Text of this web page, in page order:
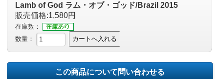
Lamb of God ラム・オブ・ゴッド/Brazil 2015
販売価格:1,580円
在庫数：
数量：
カートへ入れる
この商品について問い合わせる